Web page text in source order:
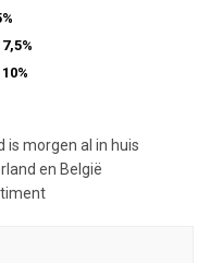
7,5%
10%
is morgen al in huis
en België